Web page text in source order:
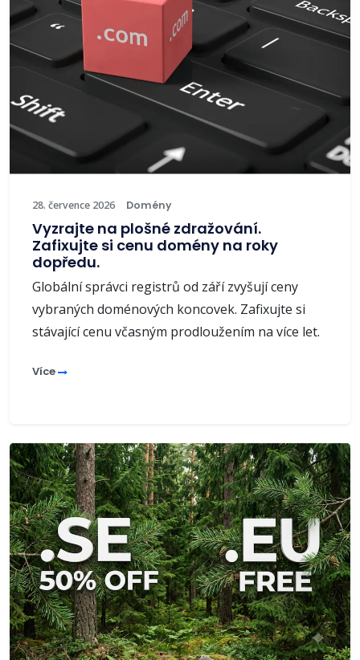
28. července 2026 Domény
Vyzrajte na plošné zdražování.
Zafixujte si cenu domény na roky
dopředu.
Globální správci registrů od září zvyšují ceny
vybraných doménových koncovek. Zafixujte si
stávající cenu včasným prodloužením na více let.
Více